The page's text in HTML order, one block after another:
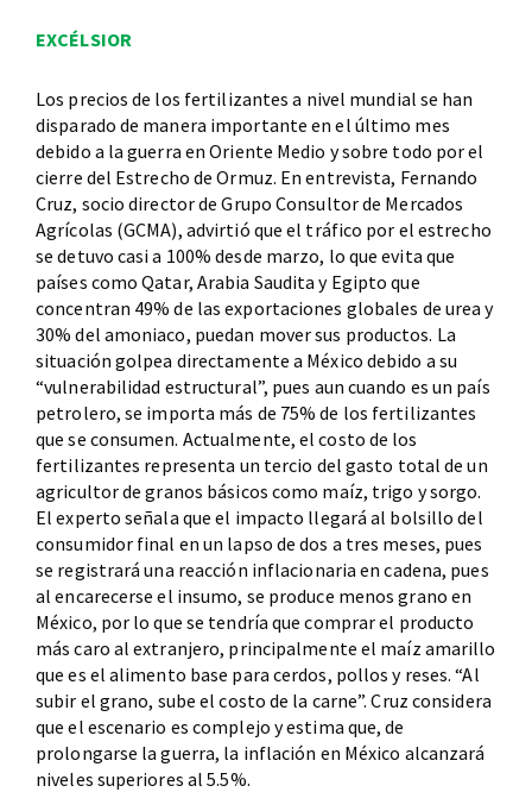
EXCÉLSIOR
Los precios de los fertilizantes a nivel mundial se han
disparado de manera importante en el último mes
debido a la guerra en Oriente Medio y sobre todo por el
cierre del Estrecho de Ormuz. En entrevista, Fernando
Cruz, socio director de Grupo Consultor de Mercados
Agrícolas (GCMA), advirtió que el tráfico por el estrecho
se detuvo casi a 100% desde marzo, lo que evita que
países como Qatar, Arabia Saudita y Egipto que
concentran 49% de las exportaciones globales de urea y
30% del amoniaco, puedan mover sus productos. La
situación golpea directamente a México debido a su
“vulnerabilidad estructural”, pues aun cuando es un país
petrolero, se importa más de 75% de los fertilizantes
que se consumen. Actualmente, el costo de los
fertilizantes representa un tercio del gasto total de un
agricultor de granos básicos como maíz, trigo y sorgo.
El experto señala que el impacto llegará al bolsillo del
consumidor final en un lapso de dos a tres meses, pues
se registrará una reacción inflacionaria en cadena, pues
al encarecerse el insumo, se produce menos grano en
México, por lo que se tendría que comprar el producto
más caro al extranjero, principalmente el maíz amarillo
que es el alimento base para cerdos, pollos y reses. “Al
subir el grano, sube el costo de la carne”. Cruz considera
que el escenario es complejo y estima que, de
prolongarse la guerra, la inflación en México alcanzará
niveles superiores al 5.5%.